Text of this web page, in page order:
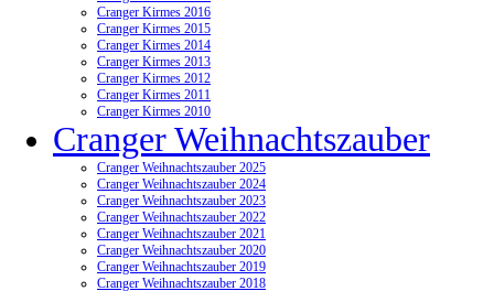
Cranger Kirmes 2016
Cranger Kirmes 2015
Cranger Kirmes 2014
Cranger Kirmes 2013
Cranger Kirmes 2012
Cranger Kirmes 2011
Cranger Kirmes 2010
Cranger Weihnachtszauber
Cranger Weihnachtszauber 2025
Cranger Weihnachtszauber 2024
Cranger Weihnachtszauber 2023
Cranger Weihnachtszauber 2022
Cranger Weihnachtszauber 2021
Cranger Weihnachtszauber 2020
Cranger Weihnachtszauber 2019
Cranger Weihnachtszauber 2018